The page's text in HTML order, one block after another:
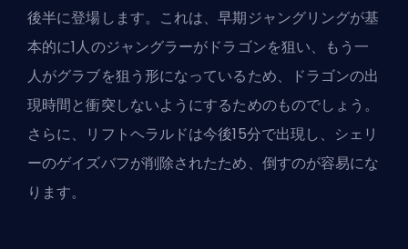
後半に登場します。これは、早期ジャングリングが基
本的に1人のジャングラーがドラゴンを狙い、もう一
人がグラブを狙う形になっているため、ドラゴンの出
現時間と衝突しないようにするためのものでしょう。
さらに、リフトヘラルドは今後15分で出現し、シェリ
ーのゲイズバフが削除されたため、倒すのが容易にな
ります。